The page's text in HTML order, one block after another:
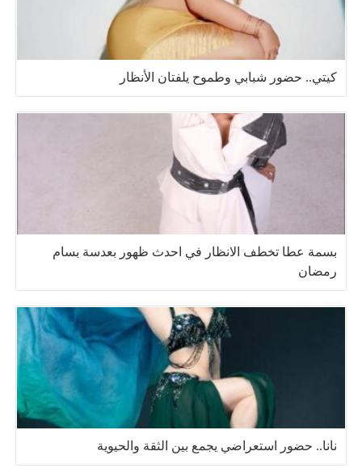
كيتي.. حضور شبابي وطموح يلفتان الأنظار
بسمة عطا تخطف الانظار في احدث ظهور بعدسة بسام
رمضان
نانا.. حضور استعراضي يجمع بين الثقة والحيوية